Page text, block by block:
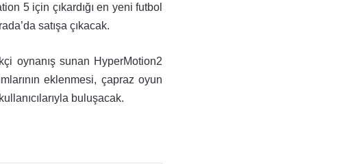
5 için çıkardığı en yeni futbol
satışa çıkacak.
oynanış sunan HyperMotion2
eklenmesi, çapraz oyun
buluşacak.